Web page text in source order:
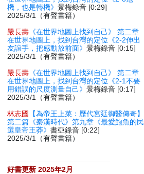
機，也是轉機》景梅錄音 [0:29]
2025/3/1（有聲書籍）
嚴長壽 《在世界地圖上找到自己》 第二章
在世界地圖上，找到台灣的定位《2-2伸出
友誼手，把感動放前面》景梅錄音 [0:15]
2025/3/1（有聲書籍）
嚴長壽 《在世界地圖上找到自己》 第二章
在世界地圖上，找到台灣的定位《2-1不要
用錯誤的尺度測量自己》景梅錄音 [0:17]
2025/3/1（有聲書籍）
林志國
【為帝王上菜：歷代宮廷御醫傳奇】
第二篇《秦漢時代》第九章《最愛鮑魚的民
選皇帝王莽》書亞錄音 [0:22]
2025/3/1（有聲書籍）
好書更新 2025年2月